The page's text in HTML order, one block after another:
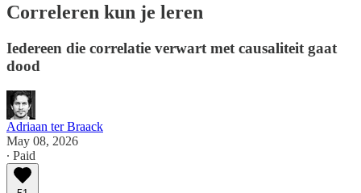
Correleren kun je leren
Iedereen die correlatie verwart met causaliteit gaat
dood
Adriaan ter Braack
May 08, 2026
∙ Paid